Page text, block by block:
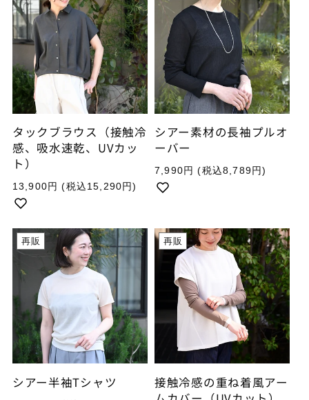
タックブラウス（接触冷
感、吸水速乾、UVカッ
ト）
通
常
価
格
13,900円(税込15,290円)
シアー素材の長袖プルオ
ーバー
通
常
価
7,990円(税込8,789円)
再販
シアー半袖Tシャツ
再販
接触冷感の重ね着風アー